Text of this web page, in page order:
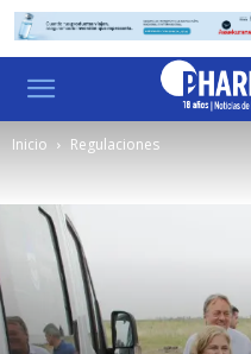
Inicio Regulaciones